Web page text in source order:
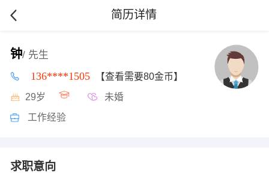
简历详情
钟/ 先生
136****1505 【查看需要80金币】
29岁 未婚
工作经验
求职意向